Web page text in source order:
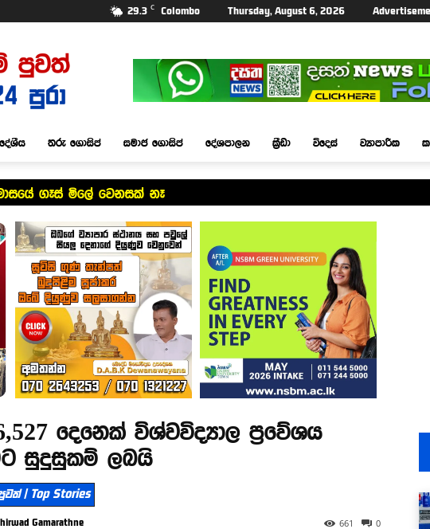
29.3 C Colombo Thursday, August 6, 2026
දේශීය තරු ගොසිප් සමාජ ගොසිප් දේශපාලන ක්‍රීඩා විදෙස් ව්‍යාපාරික
ගෑස් මිලේ වෙනසක් නෑ
දෙනෙක් විශ්වවිද්‍යාල ප්‍රවේශය
සුදුසුකම් ලබයි
පුවත් | Top Stories
Gamarathne 0
661